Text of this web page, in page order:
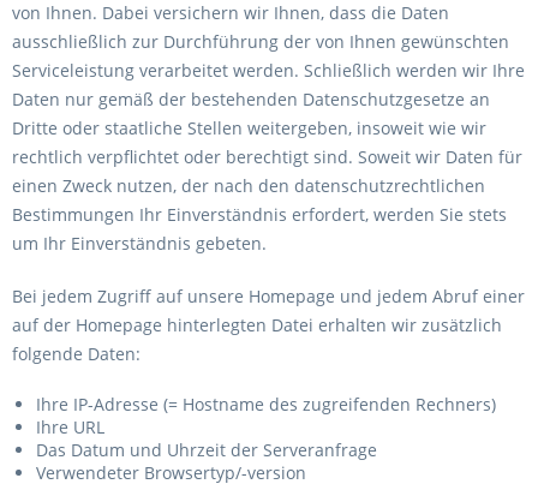
von Ihnen. Dabei versichern wir Ihnen, dass die Daten
ausschließlich zur Durchführung der von Ihnen gewünschten
Serviceleistung verarbeitet werden. Schließlich werden wir Ihre
Daten nur gemäß der bestehenden Datenschutzgesetze an
Dritte oder staatliche Stellen weitergeben, insoweit wie wir
rechtlich verpflichtet oder berechtigt sind. Soweit wir Daten für
einen Zweck nutzen, der nach den datenschutzrechtlichen
Bestimmungen Ihr Einverständnis erfordert, werden Sie stets
um Ihr Einverständnis gebeten.
Bei jedem Zugriff auf unsere Homepage und jedem Abruf einer
auf der Homepage hinterlegten Datei erhalten wir zusätzlich
folgende Daten:
Ihre IP-Adresse (= Hostname des zugreifenden Rechners)
Ihre URL
Das Datum und Uhrzeit der Serveranfrage
Verwendeter Browsertyp/-version